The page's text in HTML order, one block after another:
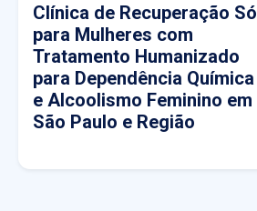
Clínica de Recuperação Só
para Mulheres com
Tratamento Humanizado
para Dependência Química
e Alcoolismo Feminino em
São Paulo e Região